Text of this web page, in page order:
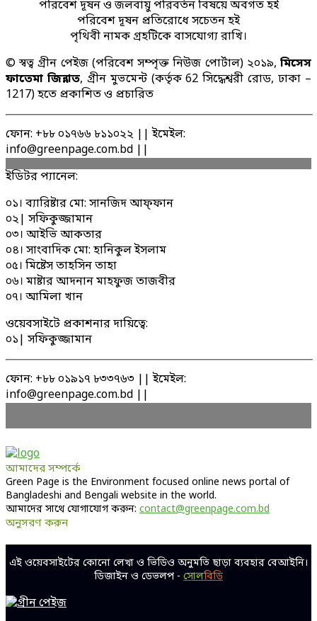
পরিবেশ দূষন ও জলবায়ু পরিবর্তন বিষয়ে অবগত হই
পরিবেশ দূষন প্রতিরোধে সচেতন হই
পৃথিবী নামক গ্রহটিকে বাসযোগ্য রাখি।
© স্বত্ব গ্রীন পেইজ (পরিবেশ সম্পৃক্ত নিউজ পোর্টাল) ২০১৯, মিসেস
ফাতেমা জিন্নাত, গ্রীন মুভমেন্ট (কর্তৃক 62 সিদ্ধেশ্বরী রোড, ঢাকা –
1217) হতে প্রকাশিত ও প্রচারিত
ফোন: +৮৮ ০১৭৬৬ ৮১১০২২ || ইমেইল:
info@greenpage.com.bd ||
ইডিটর প্যানেল:
০১। ব্যারিষ্টার মো: সানজিদ আফ্ফান
০২| সফিকুজ্জামান
০৩। আইভি আকতার
০৪। সাংবাদিক মো: হানিকুল ইসলাম
০৫। মিষ্টেস তাহসিন তাহা
০৬। মাষ্টার আদনান মাহফুজ তাজবীর
০৭। আমিলা খান
ওয়েবসাইটে প্রকাশনার দায়িত্বে:
০১| সফিকুজ্জামান
ফোন: +৮৮ ০১৯১৭ ৮৩৩৭৬৩ || ইমেইল:
info@greenpage.com.bd ||
আমাদের সম্পর্কে
Green Page is the Environment focused online news portal of
Bangladeshi and Bengali website in the world.
আমাদের সাথে যোগাযোগ করুন: contact@greenpage.com.bd
অনুসরণ করুন
এই ওয়েবসাইটের কোনো লেখা ও ভিডিও অনুমতি ছাড়া ব্যবহার বেআইনি।
ডিজাইন ও ডেভলপ - সোলবিডি